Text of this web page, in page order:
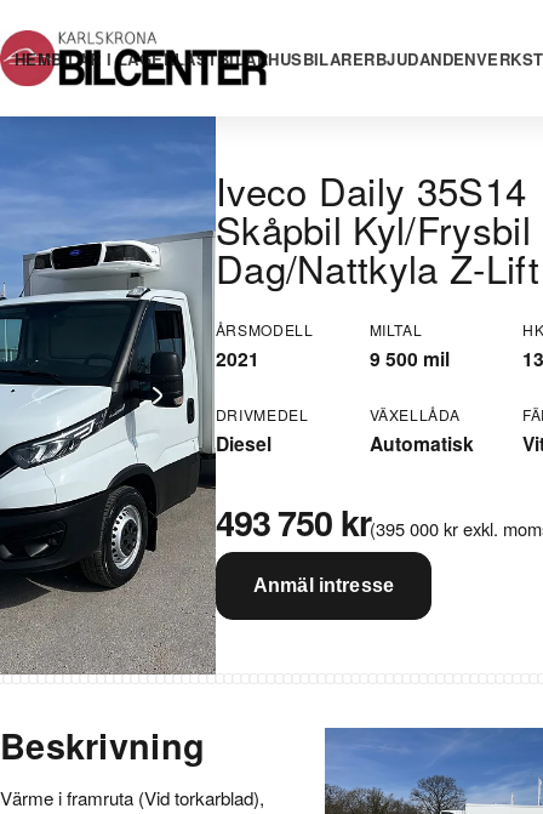
HEMBILAR I LAGERLASTBILARHUSBILARERBJUDANDEN
Iveco Daily 35S14
Skåpbil Kyl/Frysbil
Dag/Nattkyla Z-Lift
ÅRSMODELL
2021
MILTAL
9 500 mil
DRIVMEDEL
Diesel
VÄXELLÅDA
Automatisk
493 750 kr(395 000 kr exkl.
Anmäl intresse
Beskrivning
Värme i framruta (Vid torkarblad),